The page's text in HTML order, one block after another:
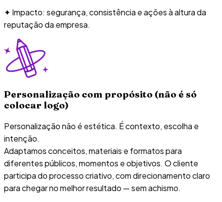
✦ Impacto: segurança, consistência e ações à altura da
reputação da empresa.
Personalização com propósito (não é só
colocar logo)
Personalização não é estética. É contexto, escolha e
intenção.
Adaptamos conceitos, materiais e formatos para
diferentes públicos, momentos e objetivos. O cliente
participa do processo criativo, com direcionamento claro
para chegar no melhor resultado — sem achismo.